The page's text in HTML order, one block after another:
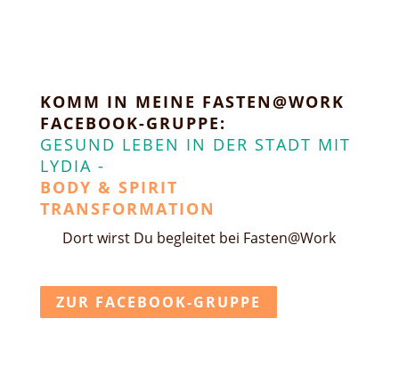
KOMM IN MEINE FASTEN@WORK
FACEBOOK-GRUPPE:
GESUND LEBEN IN DER STADT MIT
LYDIA -
BODY & SPIRIT
TRANSFORMATION
Dort wirst Du begleitet bei Fasten@Work
ZUR FACEBOOK-GRUPPE